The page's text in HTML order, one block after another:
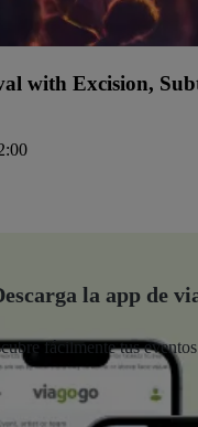
with Excision,
la app de
fácilmente tus